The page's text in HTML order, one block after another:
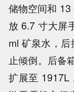
储物空间和
放 6.7 寸大屏
ml 矿泉水，
止倾倒。后备
扩展至 1917L